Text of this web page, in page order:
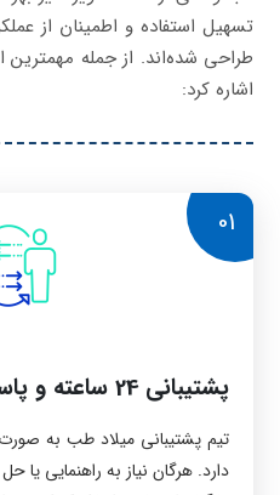
تسهیل استفاده و اطمینان از
طراحی شده‌اند. از جمله
اشاره کرد:
01
پشتیبانی 24 ساعته و پاسخگویی سریع
دارد. هرگان نیاز به راهنمایی